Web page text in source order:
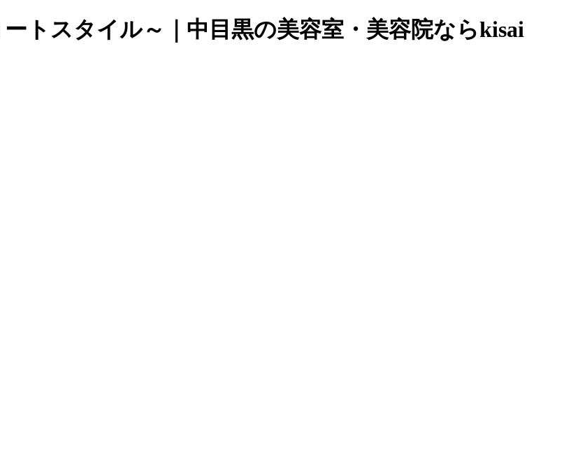
トスタイル～｜中目黒の美容室・美容院ならkisai